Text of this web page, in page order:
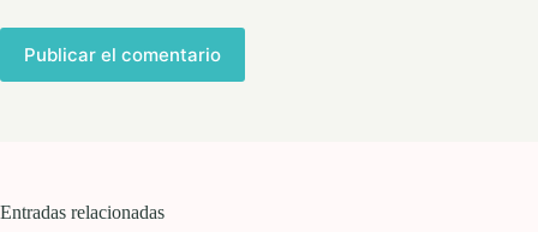
Publicar el comentario
Entradas relacionadas